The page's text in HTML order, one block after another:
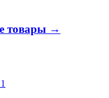
товары →
1